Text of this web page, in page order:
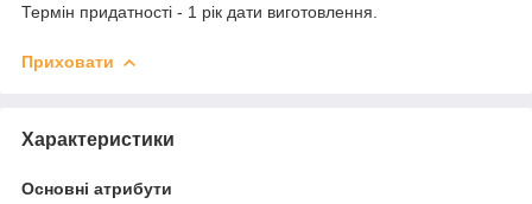
Термін придатності - 1 рік дати виготовлення.
Приховати
Характеристики
Основні атрибути